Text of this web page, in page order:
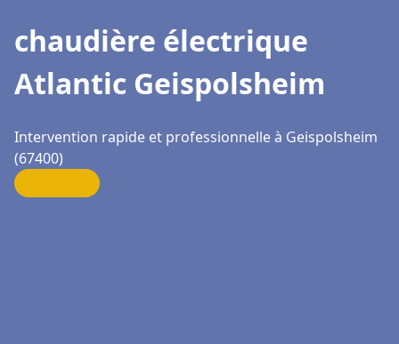
chaudière électrique
Atlantic Geispolsheim
Intervention rapide et professionnelle à Geispolsheim
(67400)